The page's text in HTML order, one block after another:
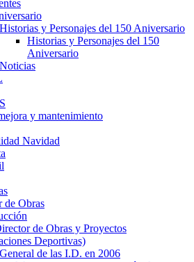
Historias y Personajes del 150 Aniversario
Historias y Personajes del 150
Aniversario
Noticias
y mantenimiento
Navidad
de Obras
de Obras y Proyectos
Deportivas)
de las I.D. en 2006